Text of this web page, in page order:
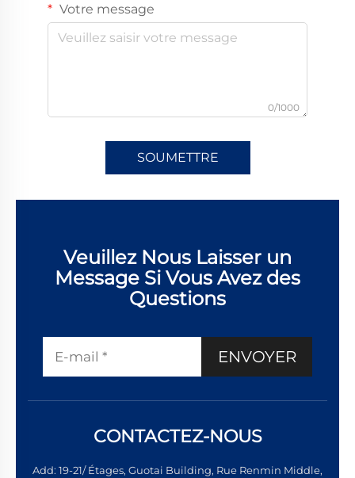
Votre message
0/1000
SOUMETTRE
Veuillez Nous Laisser un
Message Si Vous Avez des
Questions
ENVOYER
CONTACTEZ-NOUS
Add: 19-21/ Étages, Guotai Building, Rue Renmin Middle,